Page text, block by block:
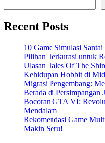
Recent Posts
10 Game Simulasi
Pilihan Terkurasi untuk
Ulasan Tales Of The
Kehidupan Hobbit di
Migrasi Pengembang:
Berada di Persimpangan
Bocoran GTA VI:
Mendalam
Rekomendasi Game
Makin Seru!